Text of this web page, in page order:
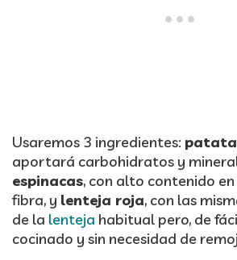
Usaremos 3 ingredientes: patata
aportará carbohidratos y
espinacas, con alto contenido
fibra, y lenteja roja, con las
de la lenteja habitual pero, de
cocinado y sin necesidad de